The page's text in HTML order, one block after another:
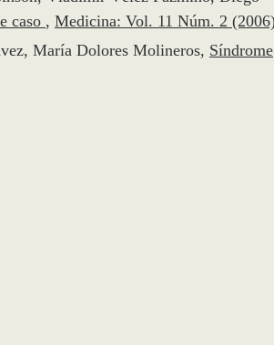
caso , Medicina: Vol. 11 Núm. 2
María Dolores Molineros, Síndrome